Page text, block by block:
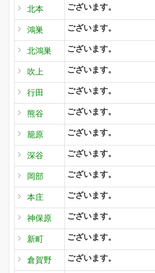
北本 ございます。
鴻巣 ございます。
北鴻巣 ございます。
吹上 ございます。
行田 ございます。
熊谷 ございます。
籠原 ございます。
深谷 ございます。
岡部 ございます。
本庄 ございます。
神保原 ございます。
新町 ございます。
倉賀野 ございます。